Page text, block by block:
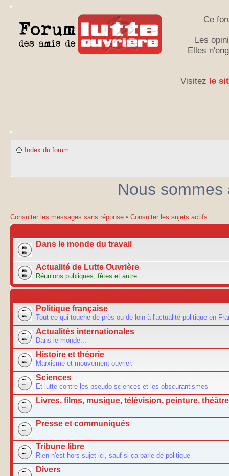
Ce
Les
Elles
Visitez le
Index du forum
Nous
Consulter les messages sans réponse • Consulter les sujets actifs
Dans le monde du travail
Actualité de Lutte Ouvrière
Réunions publiques, fêtes et autre...
Politique française
Tout ce qui touche de près ou de loin à l'actualité politique en
Actualités internationales
Dans le monde...
Histoire et théorie
Marxisme et mouvement ouvrier.
Sciences
Et lutte contre les pseudo-sciences et les obscurantismes
Livres, films, musique, télévision, peinture,
Presse et communiqués
Tribune libre
Rien n'est hors-sujet ici, sauf si ça parle de politique
Divers